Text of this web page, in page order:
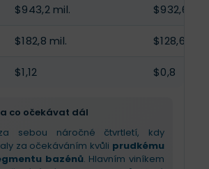
$943,2 mil. $932,6 mil.
$182,8 mil. $128,6 mil.
$1,12 $0,8
co očekávat dál
sebou náročné čtvrtletí, kdy
za očekáváním kvůli prudkému
bazénů. Hlavním viníkem